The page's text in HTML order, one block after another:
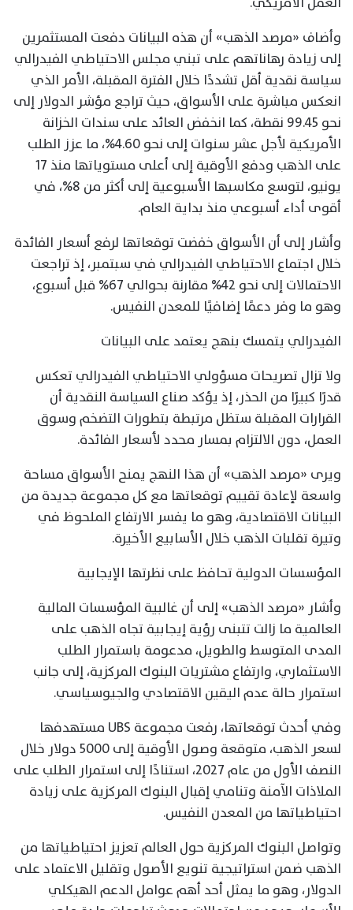
وأضاف «مرصد الذهب» أن هذه البيانات دفعت المستثمرين
إلى زيادة رهاناتهم على تبني مجلس الاحتياطي الفيدرالي
سياسة نقدية أقل تشددًا خلال الفترة المقبلة، الأمر الذي
انعكس مباشرة على الأسواق، حيث تراجع مؤشر الدولار إلى
نحو 99.45 نقطة، كما انخفض العائد على سندات الخزانة
الأمريكية لأجل عشر سنوات إلى نحو 4.60%، ما عزز الطلب
على الذهب ودفع الأوقية إلى أعلى مستوياتها منذ 17
يونيو، لتوسع مكاسبها الأسبوعية إلى أكثر من 8%، في
أقوى أداء أسبوعي منذ بداية العام.
وأشار إلى أن الأسواق خفضت توقعاتها لرفع أسعار الفائدة
خلال اجتماع الاحتياطي الفيدرالي في سبتمبر، إذ تراجعت
الاحتمالات إلى نحو 42% مقارنة بحوالي 67% قبل أسبوع،
وهو ما وفر دعمًا إضافيًا للمعدن النفيس.
الفيدرالي يتمسك بنهج يعتمد على البيانات
ولا تزال تصريحات مسؤولي الاحتياطي الفيدرالي تعكس
قدرًا كبيرًا من الحذر، إذ يؤكد صناع السياسة النقدية أن
القرارات المقبلة ستظل مرتبطة بتطورات التضخم وسوق
العمل، دون الالتزام بمسار محدد لأسعار الفائدة.
ويرى «مرصد الذهب» أن هذا النهج يمنح الأسواق مساحة
واسعة لإعادة تقييم توقعاتها مع كل مجموعة جديدة من
البيانات الاقتصادية، وهو ما يفسر الارتفاع الملحوظ في
وتيرة تقلبات الذهب خلال الأسابيع الأخيرة.
المؤسسات الدولية تحافظ على نظرتها الإيجابية
وأشار «مرصد الذهب» إلى أن غالبية المؤسسات المالية
العالمية ما زالت تتبنى رؤية إيجابية تجاه الذهب على
المدى المتوسط والطويل، مدعومة باستمرار الطلب
الاستثماري، وارتفاع مشتريات البنوك المركزية، إلى جانب
استمرار حالة عدم اليقين الاقتصادي والجيوسياسي.
وفي أحدث توقعاتها، رفعت مجموعة UBS مستهدفها
لسعر الذهب، متوقعة وصول الأوقية إلى 5000 دولار خلال
النصف الأول من عام 2027، استنادًا إلى استمرار الطلب على
الملاذات الآمنة وتنامي إقبال البنوك المركزية على زيادة
احتياطياتها من المعدن النفيس.
وتواصل البنوك المركزية حول العالم تعزيز احتياطياتها من
الذهب ضمن استراتيجية تنويع الأصول وتقليل الاعتماد على
الدولار، وهو ما يمثل أحد أهم عوامل الدعم الهيكلي